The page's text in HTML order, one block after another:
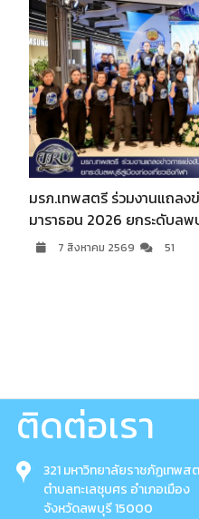
มรภ.เทพสตรี ร่วมงานแถลง
มาราธอน 2026 ยกระดับลพ
7 สิงหาคม 2569 51
ติดต่อเรา
321 มหาวิทยาลัยราชภัฏเทพส
ตำบลทะเลชุบศร อำเภอเมือง
จังหวัดลพบุรี 15000